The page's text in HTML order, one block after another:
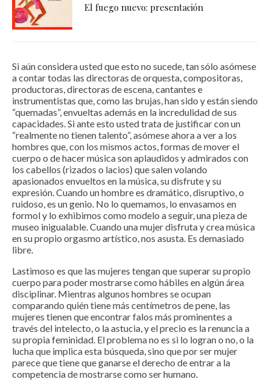
El fuego nuevo: presentación
Si aún considera usted que esto no sucede, tan sólo asómese
a contar todas las directoras de orquesta, compositoras,
productoras, directoras de escena, cantantes e
instrumentistas que, como las brujas, han sido y están siendo
“quemadas”, envueltas además en la incredulidad de sus
capacidades. Si ante esto usted trata de justificar con un
“realmente no tienen talento”, asómese ahora a ver a los
hombres que, con los mismos actos, formas de mover el
cuerpo o de hacer música son aplaudidos y admirados con
los cabellos (rizados o lacios) que salen volando
apasionados envueltos en la música, su disfrute y su
expresión. Cuando un hombre es dramático, disruptivo, o
ruidoso, es un genio. No lo quemamos, lo envasamos en
formol y lo exhibimos como modelo a seguir, una pieza de
museo inigualable. Cuando una mujer disfruta y crea música
en su propio orgasmo artístico, nos asusta. Es demasiado
libre.
Lastimoso es que las mujeres tengan que superar su propio
cuerpo para poder mostrarse como hábiles en algún área
disciplinar. Mientras algunos hombres se ocupan
comparando quién tiene más centímetros de pene, las
mujeres tienen que encontrar falos más prominentes a
través del intelecto, o la astucia, y el precio es la renuncia a
su propia feminidad. El problema no es si lo logran o no, o la
lucha que implica esta búsqueda, sino que por ser mujer
parece que tiene que ganarse el derecho de entrar a la
competencia de mostrarse como ser humano.